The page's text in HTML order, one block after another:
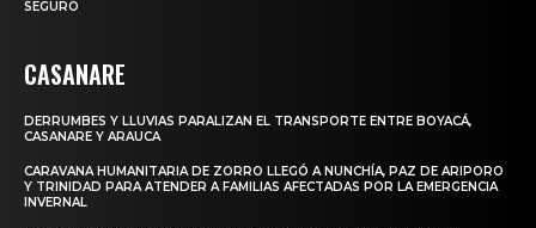
SEGURO
CASANARE
DERRUMBES Y LLUVIAS PARALIZAN EL TRANSPORTE ENTRE BOYACÁ,
CASANARE Y ARAUCA
CARAVANA HUMANITARIA DE ZORRO LLEGÓ A NUNCHÍA, PAZ DE ARIPORO
Y TRINIDAD PARA ATENDER A FAMILIAS AFECTADAS POR LA EMERGENCIA
INVERNAL